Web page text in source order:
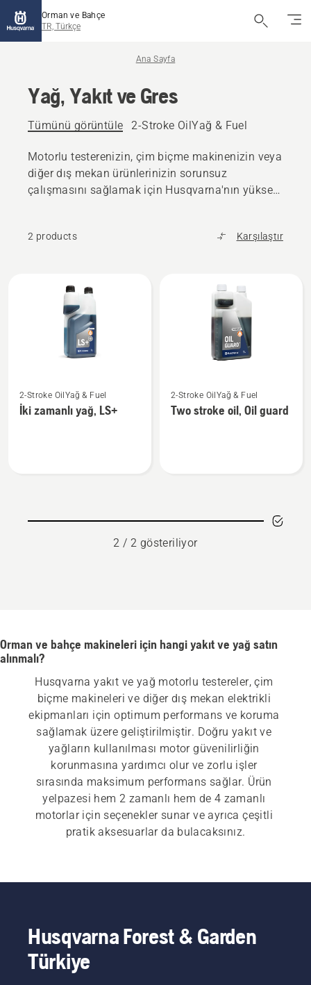
Orman ve Bahçe
TR, Türkçe
Ana Sayfa
Yağ, Yakıt ve Gres
Tümünü görüntüle 2-Stroke OilYağ & Fuel
Motorlu testerenizin, çim biçme makinenizin veya
diğer dış mekan ürünlerinizin sorunsuz
çalışmasını sağlamak için Husqvarna'nın yüksek
2 products Karşılaştır
products
zamanlı
yağ,
2-Stroke OilYağ & Fuel
İki zamanlı yağ, LS+
stroke
oil,
2-Stroke OilYağ & Fuel
Two stroke oil, Oil guard
2 / 2 gösteriliyor
Orman ve bahçe makineleri için hangi yakıt ve yağ satın
alınmalı?
Husqvarna yakıt ve yağ motorlu testereler, çim
biçme makineleri ve diğer dış mekan elektrikli
ekipmanları için optimum performans ve koruma
sağlamak üzere geliştirilmiştir. Doğru yakıt ve
yağların kullanılması motor güvenilirliğin
korunmasına yardımcı olur ve zorlu işler
sırasında maksimum performans sağlar. Ürün
yelpazesi hem 2 zamanlı hem de 4 zamanlı
motorlar için seçenekler sunar ve ayrıca çeşitli
pratik aksesuarlar da bulacaksınız.
Husqvarna Forest & Garden
Türkiye